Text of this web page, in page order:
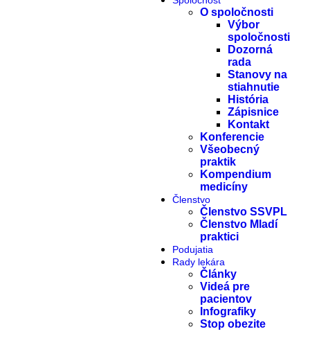
O spoločnosti
Výbor
spoločnosti
Dozorná
rada
Stanovy na
stiahnutie
História
Zápisnice
Kontakt
Konferencie
Všeobecný
praktik
Kompendium
medicíny
Členstvo
Členstvo SSVPL
Členstvo Mladí
praktici
Podujatia
Rady lekára
Články
Videá pre
pacientov
Infografiky
Stop obezite